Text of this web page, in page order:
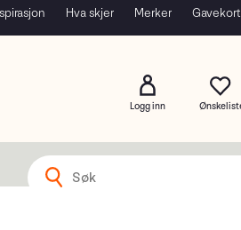
Hva skjer Merker Gavekort
Logg inn